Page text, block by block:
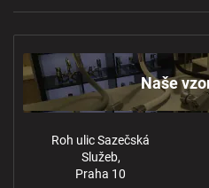
Ochrana osobních údajů
Naše
Roh ulic Sazečská
Služeb,
Praha 10